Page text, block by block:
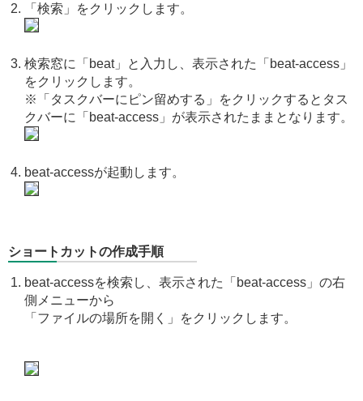
「検索」をクリックします。
検索窓に「beat」と入力し、表示された「beat-access」
をクリックします。
※「タスクバーにピン留めする」をクリックするとタス
クバーに「beat-access」が表示されたままとなります。
beat-accessが起動します。
ショートカットの作成手順
beat-accessを検索し、表示された「beat-access」の右
側メニューから
「ファイルの場所を開く」をクリックします。